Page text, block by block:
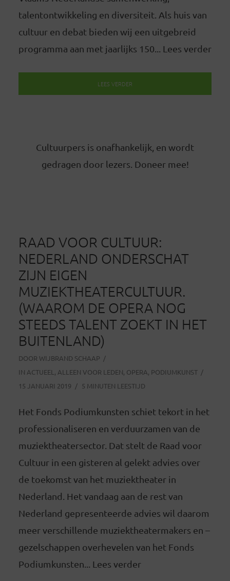
talentontwikkeling en diversiteit. Als huis van
cultuur en debat bieden wij een uitgebreid
programma aan met jaarlijks 150... Lees verder
LEES VERDER
Cultuurpers is onafhankelijk, en wordt
gedragen door lezers. Doneer mee!
RAAD VOOR CULTUUR:
NEDERLAND ONDERSCHAT
ZIJN EIGEN
MUZIEKTHEATERCULTUUR.
(WAAROM DE OPERA NOG
STEEDS TALENT ZOEKT IN HET
BUITENLAND)
DOOR WIJBRAND SCHAAP
IN ACTUEEL , ALLEEN VOOR LEDEN, OPERA, PODIUMKUNST
15 JANUARI 2019
5 MINUTEN LEESTIJD
Het Fonds Podiumkunsten schiet tekort in het
professionaliseren en verduurzamen van de
muziektheatersector. Dat stelt de Raad voor
Cultuur in een gisteren al gelekt advies over
de toekomst van het muziektheater in
Nederland. Het vandaag aan de rest van
Nederland gepresenteerde advies wil daarom
meer verschillende muziektheatermakers en –
gezelschappen overhevelen van het Fonds
Podiumkunsten... Lees verder